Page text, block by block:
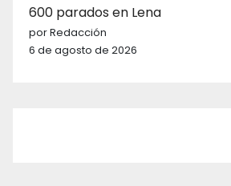
600 parados en Lena
por Redacción
6 de agosto de 2026